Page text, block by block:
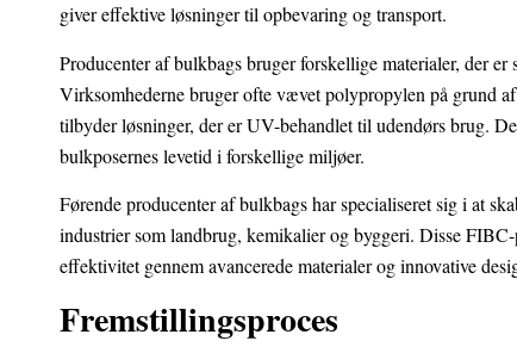
giver effektive løsninger til opbevaring og transport.
Producenter af bulkbags bruger forskellige materialer, der
Virksomhederne bruger ofte vævet polypropylen på grund
tilbyder løsninger, der er UV-behandlet til udendørs brug.
bulkposernes levetid i forskellige miljøer.
Førende producenter af bulkbags har specialiseret sig i at
industrier som landbrug, kemikalier og byggeri. Disse
effektivitet gennem avancerede materialer og innovative
Fremstillingsproces